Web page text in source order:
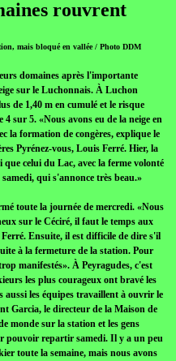
rouvrent
mais bloqué en vallée / Photo DDM
domaines après l'importante
sur le Luchonnais. À Luchon
de 1,40 m en cumulé et le risque
sur 5. «Nous avons eu de la neige en
la formation de congères, explique le
Pyrénez-vous, Louis Ferré. Hier, la
celui du Lac, avec la ferme volonté
qui s'annonce très beau.»
toute la journée de mercredi. «Nous
sur le Céciré, il faut le temps aux
Ensuite, il est difficile de dire s'il
à la fermeture de la station. Pour
manifestés». À Peyragudes, c'est
les plus courageux ont bravé les
aussi les équipes travaillent à ouvrir le
Garcia, le directeur de la Maison de
monde sur la station et les gens
pouvoir repartir samedi. Il y a un peu
toute la semaine, mais nous avons